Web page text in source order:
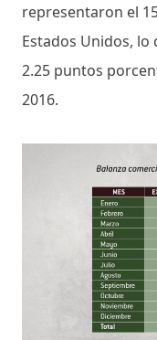
representaron el
Estados Unidos,
2.25 puntos
2016.